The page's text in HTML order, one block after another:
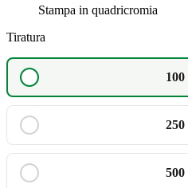
Stampa in quadricromia
Tiratura
100
250
500